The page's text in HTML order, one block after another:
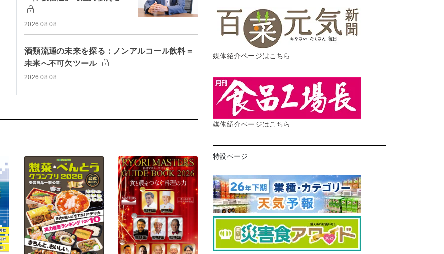
2026.08.08
酒類流通の未来を探る：ノンアルコール飲料＝
未来へ不可欠ツール
2026.08.08
媒体紹介ページはこちら
媒体紹介ページはこちら
特設ページ